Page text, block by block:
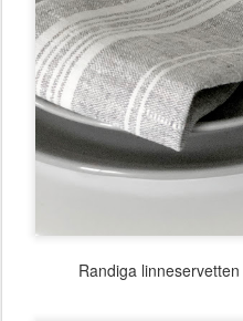
Randiga linneservetten